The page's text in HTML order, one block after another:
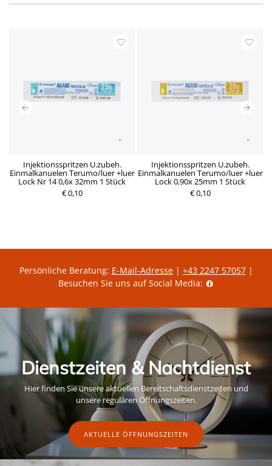
Injektionsspritzen U.zubeh.
Einmalkanuelen Terumo/luer +luer
Lock Nr 14 0,6x 32mm 1 Stück
€ 0,10
Injektionsspritzen U.zubeh.
Einmalkanuelen Terumo/luer +luer
Lock 0,90x 25mm 1 Stück
€ 0,10
e
P
e
g
l
i
A
n
s
p
r
e
i
Persönliche Beratung: E-Mail-Adresse| +43 2247 57057|
Besuchen Sie uns auf Social Media:
Dienstzeiten & Nachtdienst
Hier finden Sie unsere aktuellen Bereitschaftsdienstzeiten und
unsere regulären Öffnungszeiten.
AKTUELLE ÖFFNUNGSZEITEN